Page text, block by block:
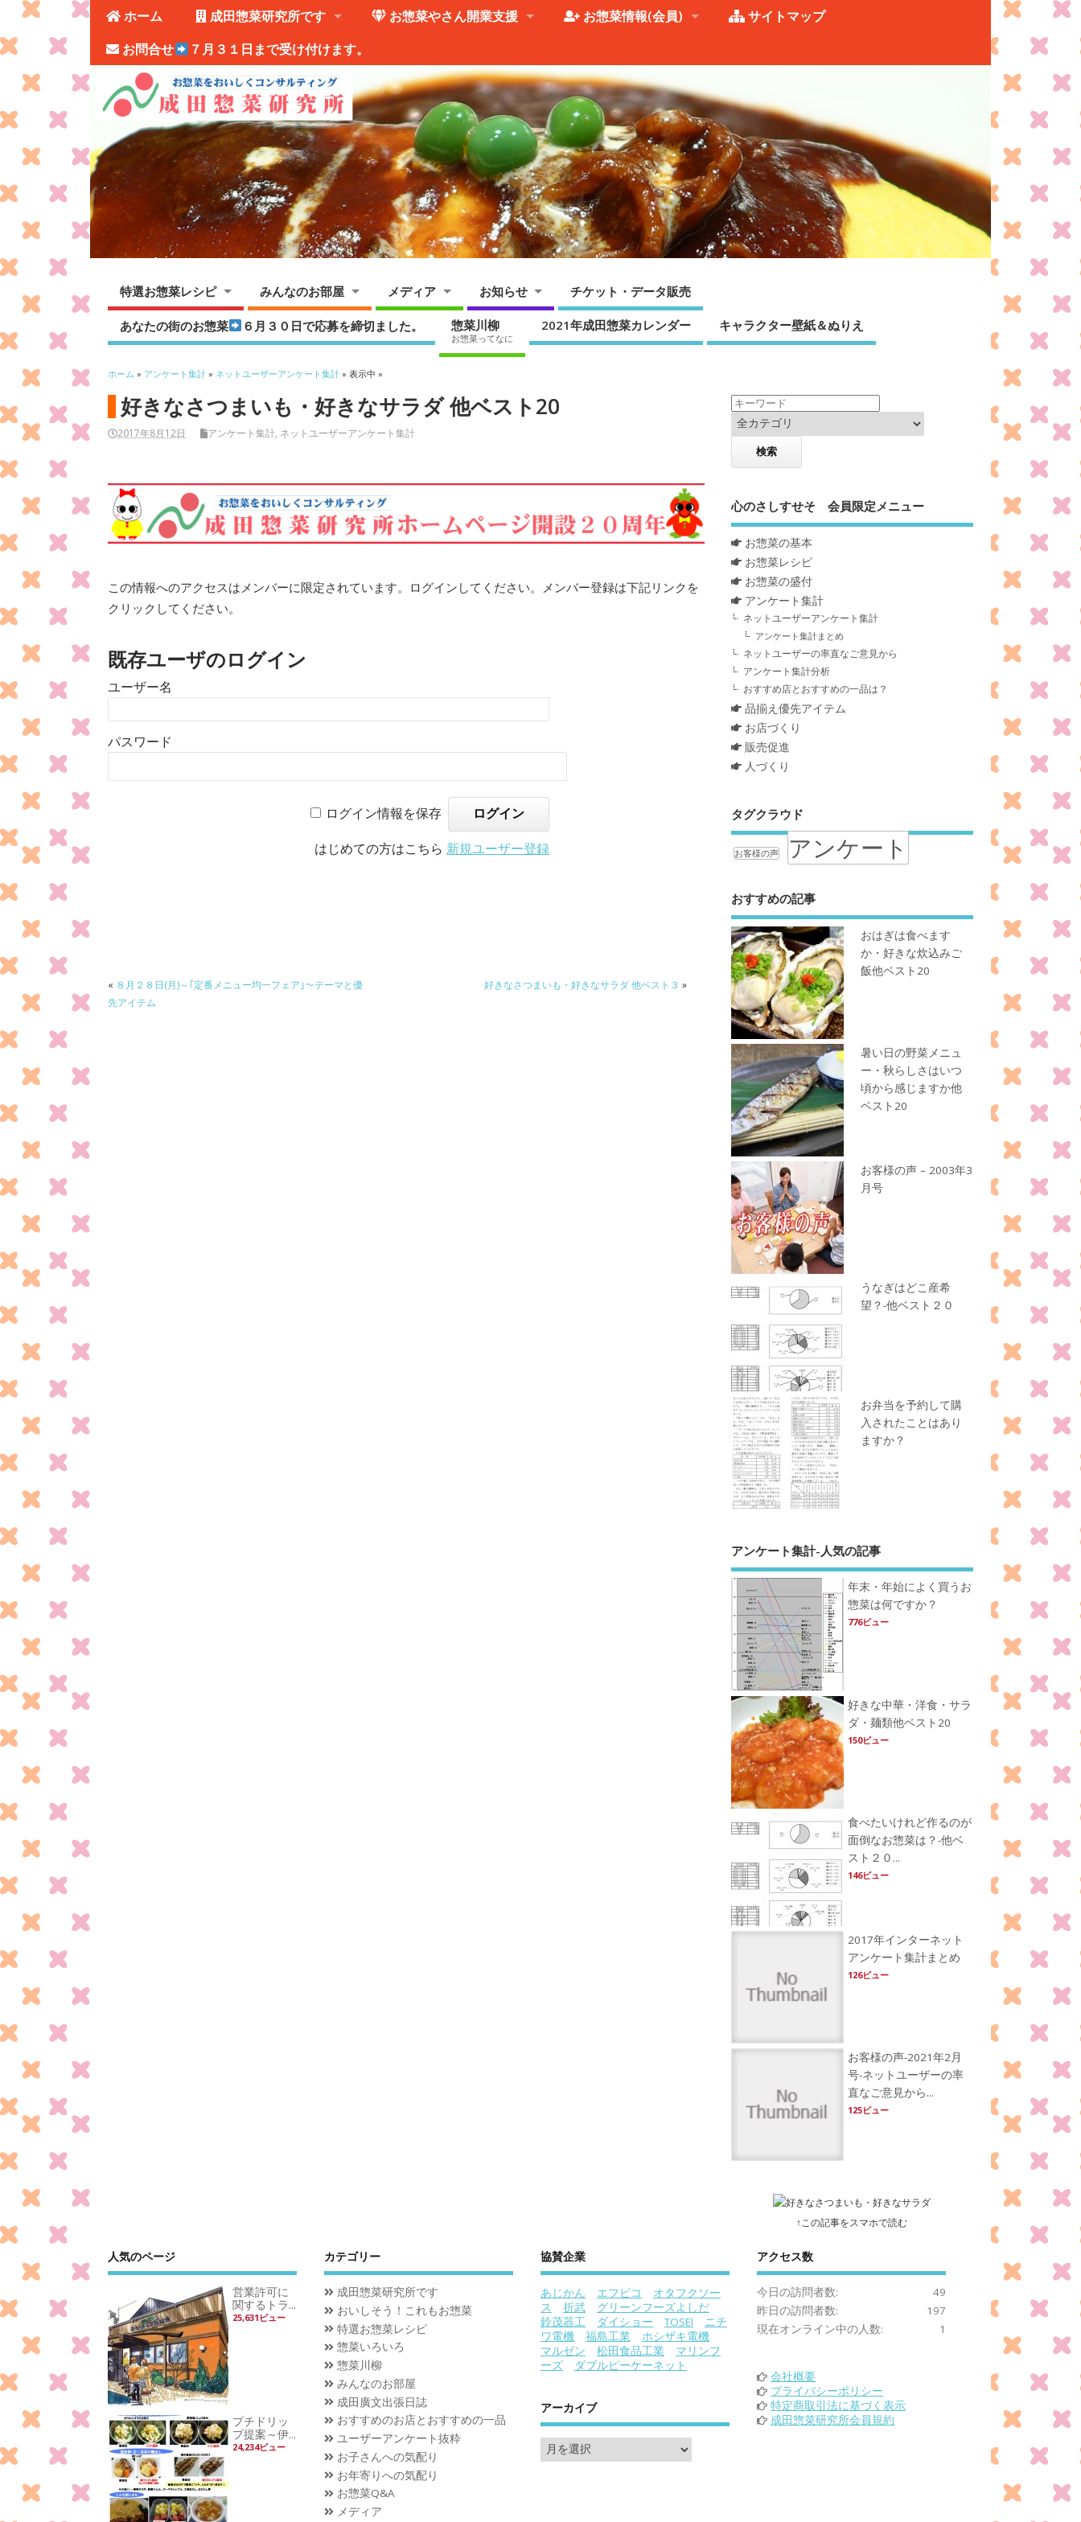
ホーム 成田惣菜研究所です お惣菜やさん開業支援 お惣菜情報(会員)
サイトマップ
お問合せ
７月３１日まで受け付けます。
特選お惣菜レシピ みんなのお部屋 メディア お知らせ チケット・データ販売
あなたの街のお惣菜 ６月３０日で応募を締切ました。 惣菜川柳
お惣菜ってなに
2021年成田惣菜カレンダー キャラクター壁紙＆ぬりえ
ホーム » アンケート集計 » ネットユーザーアンケート集計 » 表示中 »
好きなさつまいも・好きなサラダ 他ベスト20
2017年8月12日 アンケート集計, ネットユーザーアンケート集計
この情報へのアクセスはメンバーに限定されています。ログインしてください。メンバー登録は下記リンクを
クリックしてください。
既存ユーザのログイン
ユーザー名
パスワード
ログイン情報を保存
はじめての方はこちら 新規ユーザー登録
« ８月２８日(月)～｢定番メニュー均一フェア｣～テーマと優
先アイテム
好きなさつまいも・好きなサラダ 他ベスト３ »
心のさしすせそ 会員限定メニュー
お惣菜の基本
お惣菜レシピ
お惣菜の盛付
アンケート集計
ネットユーザーアンケート集計
アンケート集計まとめ
ネットユーザーの率直なご意見から
アンケート集計分析
おすすめ店とおすすめの一品は？
品揃え優先アイテム
お店づくり
販売促進
人づくり
タグクラウド
お客様の声 アンケート
おすすめの記事
おはぎは食べます
か・好きな炊込みご
飯他ベスト20
暑い日の野菜メニュ
ー・秋らしさはいつ
頃から感じますか他
ベスト20
お客様の声 – 2003年3
月号
うなぎはどこ産希
望？-他ベスト２０
お弁当を予約して購
入されたことはあり
ますか？
アンケート集計-人気の記事
年末・年始によく買うお
惣菜は何ですか？
776ビュー
好きな中華・洋食・サラ
ダ・麺類他ベスト20
150ビュー
食べたいけれど作るのが
面倒なお惣菜は？-他ベ
スト２０...
146ビュー
2017年インターネット
アンケート集計まとめ
126ビュー
お客様の声-2021年2月
号-ネットユーザーの率
直なご意見から...
125ビュー
↑この記事をスマホで読む
人気のページ
営業許可に
関するトラ...
25,631ビュー
プチドリッ
プ提案～伊...
24,234ビュー
カテゴリー
成田惣菜研究所です
おいしそう！これもお惣菜
特選お惣菜レシピ
惣菜いろいろ
惣菜川柳
みんなのお部屋
成田廣文出張日誌
おすすめのお店とおすすめの一品
ユーザーアンケート抜粋
お子さんへの気配り
お年寄りへの気配り
お惣菜Q&A
メディア
協賛企業
あじかん エフピコ
オタフクソー
ス
折武
グリーンフーズよしだ
鈴茂器工
ダイショー TOSEI
ニチ
ワ電機
福島工業
ホシザキ電機
マルゼン
松田食品工業
マリンフ
ーズ
ダブルピーケーネット
アーカイブ
アクセス数
49
今日の訪問者数:
197
昨日の訪問者数:
1
現在オンライン中の人数:
会社概要
プライバシーポリシー
特定商取引法に基づく表示
成田惣菜研究所会員規約